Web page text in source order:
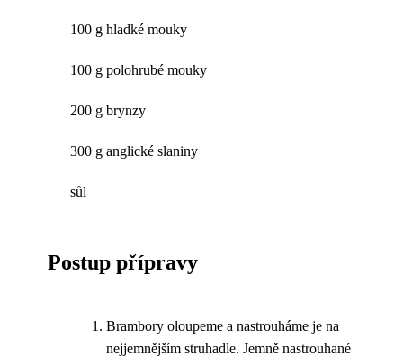
100 g hladké mouky
100 g polohrubé mouky
200 g brynzy
300 g anglické slaniny
sůl
Postup přípravy
Brambory oloupeme a nastrouháme je na
nejjemnějším struhadle. Jemně nastrouhané